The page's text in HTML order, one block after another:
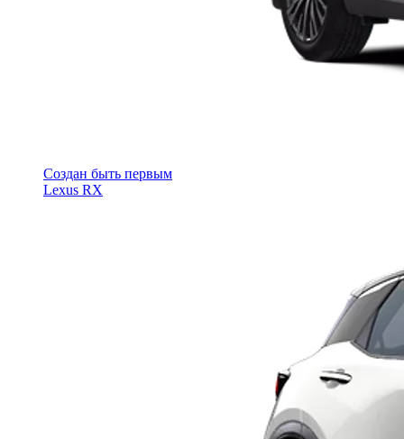
Cоздан быть первым
Lexus RX